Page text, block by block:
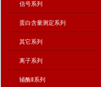
信号系列
蛋白含量测定系列
其它系列
离子系列
辅酶Ⅱ系列